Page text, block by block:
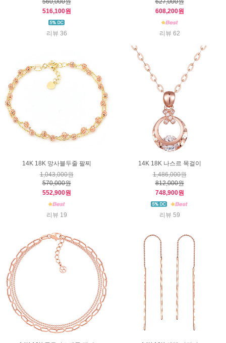
560,000원
516,100원
리뷰 36
627,000원
608,200원
리뷰 62
14K 18K 망사블두줄 팔찌
1,043,000원
570,000원
552,900원
리뷰 19
14K 18K 나스르 목걸이
1,486,000원
812,000원
748,900원
리뷰 59